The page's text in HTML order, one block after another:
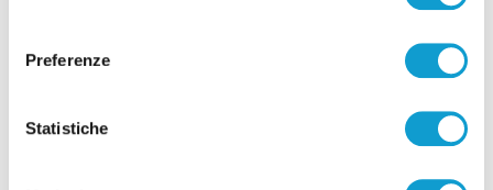
Preferenze
Statistiche